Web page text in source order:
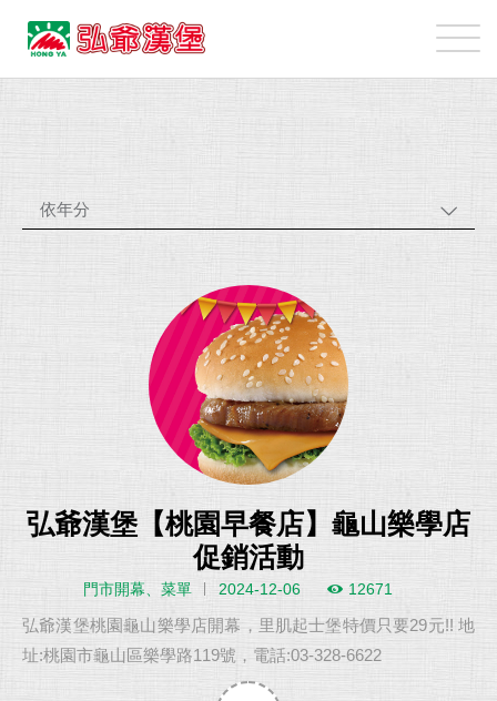
弘
爺
國
股
份
消
依年分
弘爺漢堡【桃園早餐店】龜山樂學店
促銷活動
門市開幕、菜單 2024-12-06 12671
弘爺漢堡桃園龜山樂學店開幕，里肌起士堡特價只要29元!! 地
址:桃園市龜山區樂學路119號，電話:03-328-6622